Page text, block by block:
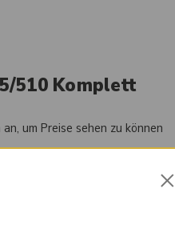
510 Komplett
um Preise sehen zu können